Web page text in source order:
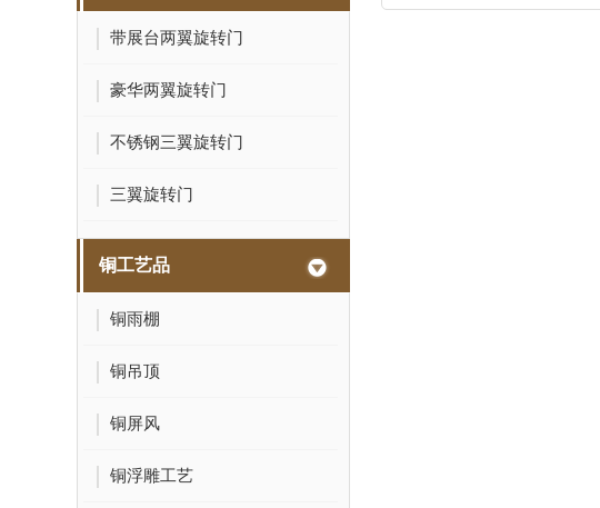
带展台两翼旋转门
豪华两翼旋转门
不锈钢三翼旋转门
三翼旋转门
铜工艺品
铜雨棚
铜吊顶
铜屏风
铜浮雕工艺